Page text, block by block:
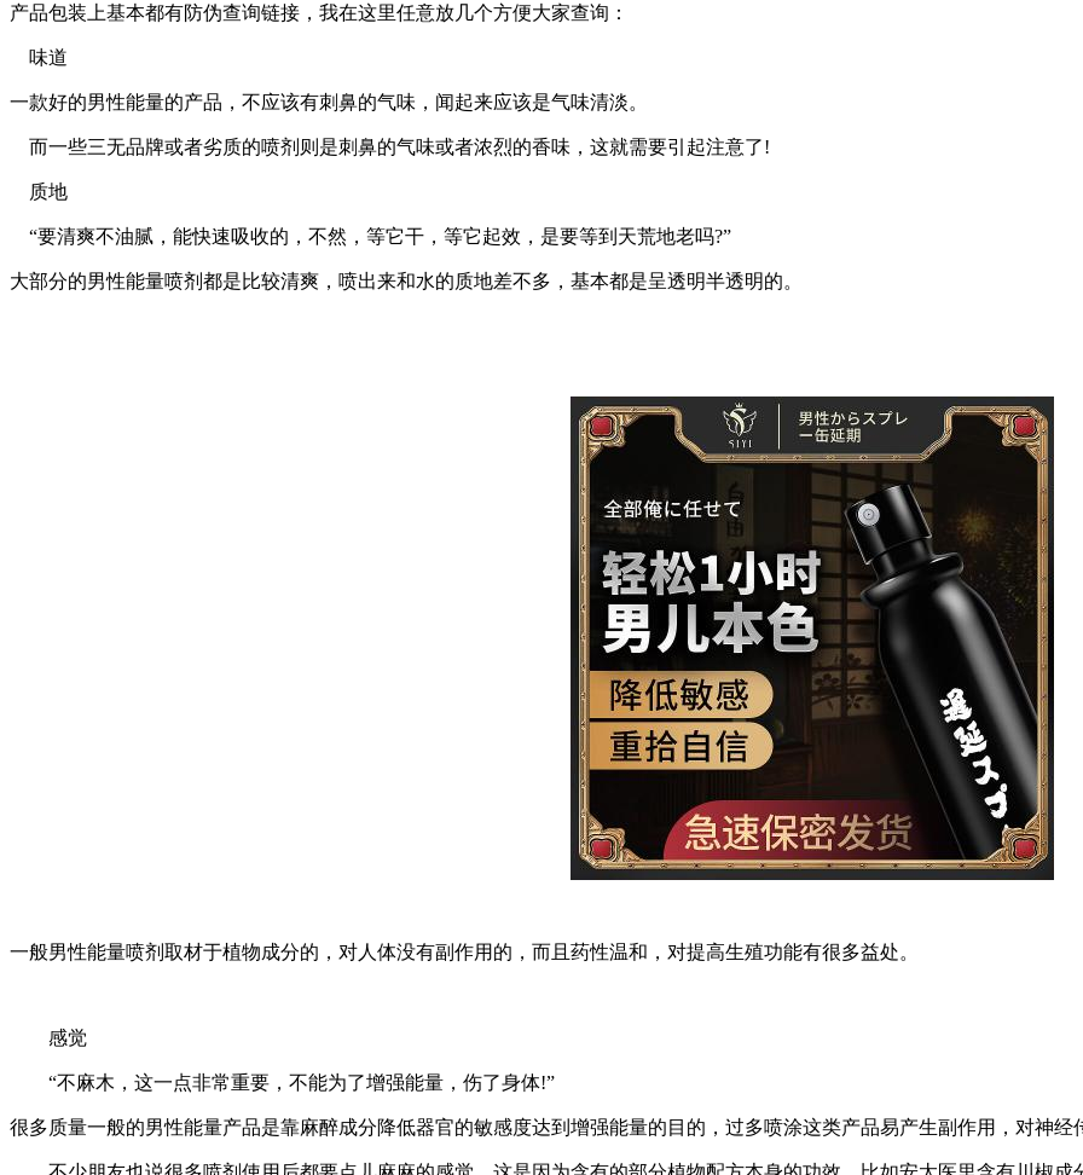
产品包装上基本都有防伪查询链接，我在这里任意放几个方便大家查询：
味道
一款好的男性能量的产品，不应该有刺鼻的气味，闻起来应该是气味清淡。
而一些三无品牌或者劣质的喷剂则是刺鼻的气味或者浓烈的香味，这就需要引起注意了!
质地
“要清爽不油腻，能快速吸收的，不然，等它干，等它起效，是要等到天荒地老吗?”
大部分的男性能量喷剂都是比较清爽，喷出来和水的质地差不多，基本都是呈透明半透明的。
一般男性能量喷剂取材于植物成分的，对人体没有副作用的，而且药性温和，对提高生殖功能有很多益处。
感觉
“不麻木，这一点非常重要，不能为了增强能量，伤了身体!”
很多质量一般的男性能量产品是靠麻醉成分降低器官的敏感度达到增强能量的目的，过多喷涂这类产品易产生副作用，对神